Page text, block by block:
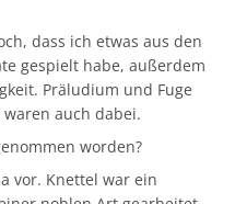
dass ich etwas aus den
gespielt habe, außerdem
Präludium und Fuge
auch dabei.
worden?
vor. Knettel war ein